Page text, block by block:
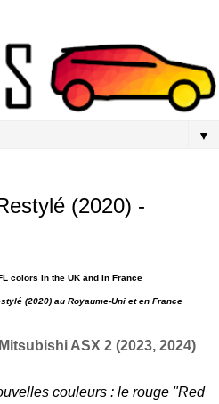
▼
(2020) -
colors in the UK and in France
(2020) au Royaume-Uni et en France
ASX 2 (2023, 2024)
couleurs : le rouge "Red